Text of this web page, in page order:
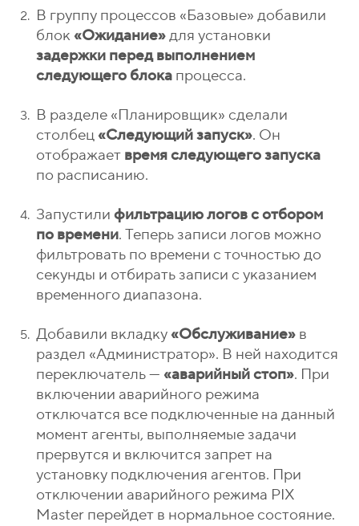
н
ы
5
-
0
-
8
1
В группу процессов «Базовые» добавили
блок «Ожидание»для установки
задержки перед выполнением
следующего блока процесса.
В разделе «Планировщик» сделали
столбец «Следующий запуск». Он
отображает время следующего запуска
по расписанию.
Запустили фильтрацию логов с отбором
по времени. Теперь записи логов можно
фильтровать по времени с точностью до
секунды и отбирать записи с указанием
временного диапазона.
Добавили вкладку «Обслуживание» в
раздел «Администратор». В ней находится
переключатель — «аварийный стоп». При
включении аварийного режима
отключатся все подключенные на данный
момент агенты, выполняемые задачи
прервутся и включится запрет на
установку подключения агентов. При
отключении аварийного режима PIX
Master перейдет в нормальное состояние.